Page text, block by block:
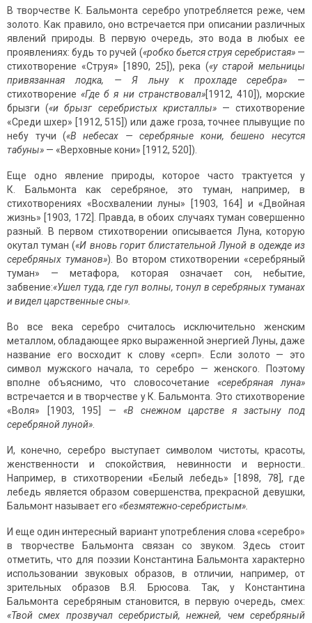
В творчестве К. Бальмонта серебро употребляется реже, чем
золото. Как правило, оно встречается при описании различных
явлений природы. В первую очередь, это вода в любых ее
проявлениях: будь то ручей («робко бьется струя серебристая»—
стихотворение «Струя» [1890, 25]), река («у старой мельницы
привязанная лодка, — Я льну к прохладе серебра» —
стихотворение«Где б я ни странствовал»[1912, 410]), морские
брызги («и брызг серебристых кристаллы»— стихотворение
«Среди шхер» [1912, 515]) или даже гроза, точнее плывущие по
небу тучи («В небесах — серебряные кони, бешено несутся
табуны» — «Верховные кони» [1912, 520]).
Еще одно явление природы, которое часто трактуется у
К. Бальмонта как серебряное, это туман, например, в
стихотворениях «Восхвалении луны» [1903, 164] и «Двойная
жизнь» [1903, 172]. Правда, в обоих случаях туман совершенно
разный. В первом стихотворении описывается Луна, которую
окутал туман («И вновь горит блистательной Луной в одежде из
серебряных туманов»). Во втором стихотворении «серебряный
туман» — метафора, которая означает сон, небытие,
забвение:«Ушел туда, где гул волны, тонул в серебряных туманах
и видел царственные сны».
Во все века серебро считалось исключительно женским
металлом, обладающее ярко выраженной энергией Луны, даже
название его восходит к слову «серп». Если золото — это
символ мужского начала, то серебро — женского. Поэтому
вполне объяснимо, что словосочетание «серебряная луна»
встречается и в творчестве у К. Бальмонта. Это стихотворение
«Воля» [1903, 195] —«В снежном царстве я застыну под
серебряной луной»
И, конечно, серебро выступает символом чистоты, красоты,
женственности и спокойствия, невинности и верности..
Например, в стихотворении «Белый лебедь» [1898, 78], где
лебедь является образом совершенства, прекрасной девушки,
Бальмонт называет его «безмятежно-серебристым».
И еще один интересный вариант употребления слова «серебро»
в творчестве Бальмонта связан со звуком. Здесь стоит
отметить, что для поэзии Константина Бальмонта характерно
использовании звуковых образов, в отличии, например, от
зрительных образов В.Я. Брюсова. Так, у Константина
Бальмонта серебряным становится, в первую очередь, смех:
«Твой смех прозвучал серебристый, нежней, чем серебряный